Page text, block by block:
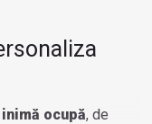
ocupă, de